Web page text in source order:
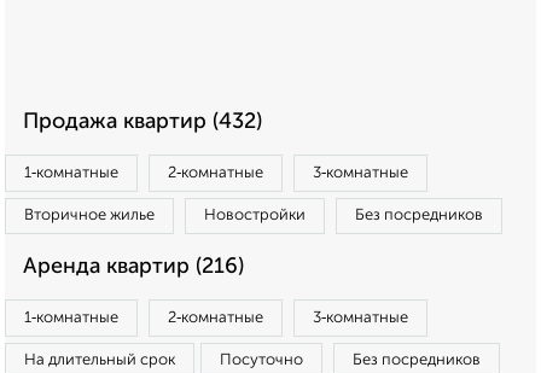
Продажа квартир (432)
1‑комнатные 2‑комнатные 3‑комнатные
Вторичное жилье Новостройки Без посредников
Аренда квартир (216)
1‑комнатные 2‑комнатные 3‑комнатные
На длительный срок Посуточно Без посредников